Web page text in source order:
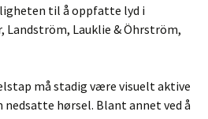
til å oppfatte lyd i
Lauklie & Öhrström,
må stadig være visuelt aktive
nedsatte hørsel. Blant annet ved å